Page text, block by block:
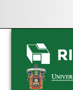
Skip
navigation